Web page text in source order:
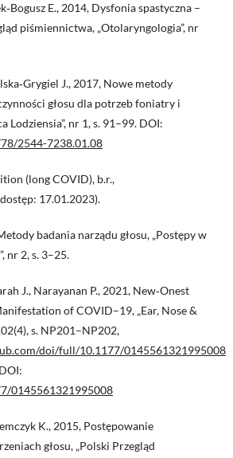
E., 2014, Dysfonia spastyczna –
piśmiennictwa, „Otolaryngologia”, nr
J., 2017, Nowe metody
głosu dla potrzeb foniatry i
Lodziensia”, nr 1, s. 91–99. DOI:
2544-7238.01.08
(long COVID), b.r.,
17.01.2023).
badania narządu głosu, „Postępy w
nr 2, s. 3–25.
J., Narayanan P., 2021, New‑Onest
of COVID–19, „Ear, Nose &
s. NP201–NP202,
doi/full/10.1177/0145561321995008
0145561321995008
K., 2015, Postępowanie
głosu, „Polski Przegląd